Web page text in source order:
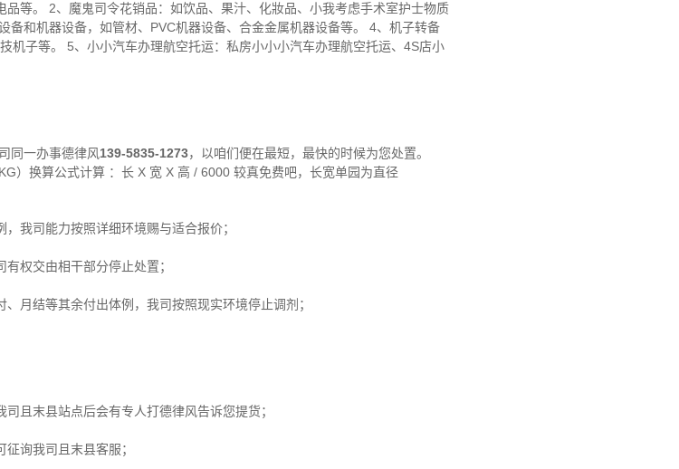
等。 2、魔鬼司令花销品：如饮品、果汁、化妝品、小我考虑手术室护士物质
和机器设备，如管材、PVC机器设备、合金金属机器设备等。 4、机子转备
机子等。 5、小小汽车办理航空托运：私房小小小汽车办理航空托运、4S店小
同一办事德律风 139-5835-1273，以咱们便在最短，最快的时候为您处置。
）换算公式计算 ：长 X 宽 X 高 / 6000 较真免费吧，长宽单园为直径
我司能力按照详细环境赐与适合报价；
权交由相干部分停止处置；
月结等其余付出体例，我司按照现实环境停止调剂；
且末县站点后会有专人打德律风告诉您提货；
询我司且末县客服；